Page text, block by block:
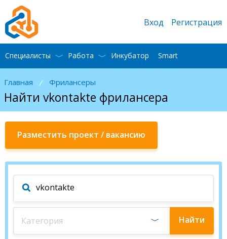
Главная / Фрилансеры
Найти vkontakte фрилансера
Разместить проект / вакансию
Категория Найти
Вход Регистрация
Специалисты Работа Инкубатор Smart